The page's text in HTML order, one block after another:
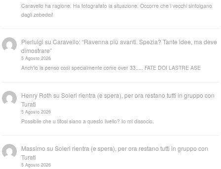
Caravello ha ragione. Ha fotografato la situazione. Occorre che i vecchi sintolgano
dagli zebedei!
Pierluigi suCaravello: “Ravenna più avanti. Spezia? Tante idee, ma deve
dimostrare”
5 Agosto 2026
Anch'io la penso così specialmente come over 33..... FATE DOI LASTRE ASE
Henry Roth suSoleri rientra (e spera), per ora restano tutti in gruppo con
Turati
5 Agosto 2026
Possibile che u tifosi siano a questo livello? Io mi dissocio.
Massimo suSoleri rientra (e spera), per ora restano tutti in gruppo con
Turati
5 Agosto 2026